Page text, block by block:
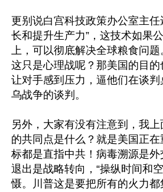
更别说白宫科技政策办公室主任
长和提升生产力”，这技术如果
上，可以彻底解决全球粮食问
这只是心理战呢？那美国的目
让对手感到压力，逼他们在谈
乌战争的谈判。
另外，大家有没有注意到，我
的共同点是什么？就是美国正在
标都是直指中共！病毒溯源是
退出是战略转向，“操纵时间和
慑。川普这是要把所有的火力